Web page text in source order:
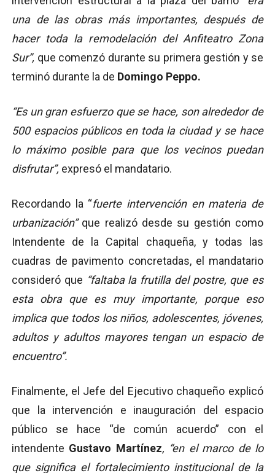
una de las obras más importantes, después de
hacer toda la remodelación del Anfiteatro Zona
Sur”, que comenzó durante su primera gestión y se
terminó durante la de Domingo Peppo.
“Es un gran esfuerzo que se hace, son alrededor de
500 espacios públicos en toda la ciudad y se hace
lo máximo posible para que los vecinos puedan
disfrutar”, expresó el mandatario.
Recordando la “fuerte intervención en materia de
urbanización”que realizó desde su gestión como
Intendente de la Capital chaqueña, y todas las
cuadras de pavimento concretadas, el mandatario
consideró que “faltaba la frutilla del postre, que es
esta obra que es muy importante, porque eso
implica que todos los niños, adolescentes, jóvenes,
adultos y adultos mayores tengan un espacio de
encuentro”.
Finalmente, el Jefe del Ejecutivo chaqueño explicó
que la intervención e inauguración del espacio
público se hace “de común acuerdo” con el
intendente Gustavo Martínez, “en el marco de lo
que significa el fortalecimiento institucional de la